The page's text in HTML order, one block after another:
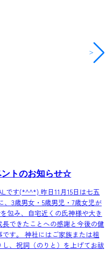
>
トのお知らせ☆
です(*^^*) 昨日11月15日は七五
3歳男女・5歳男児・7歳女児が
包み、自宅近くの氏神様や大き
できたことへの感謝と今後の健
す。 神社にはご家族または祖
、祝詞（のりと）を上げてお祓